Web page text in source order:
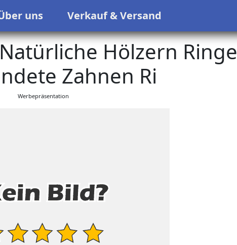
uns Verkauf & Versand
Hölzern Ringe
Zahnen Ri
Werbepräsentation